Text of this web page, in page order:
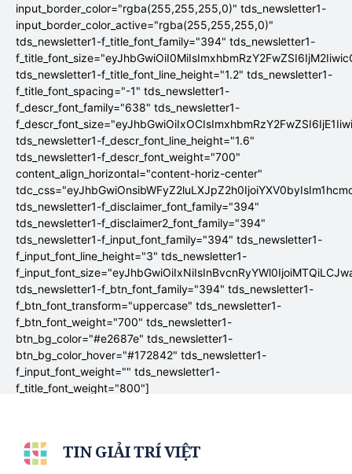
input_border_color="rgba(255,255,255,0)" tds_newsletter1-
input_border_color_active="rgba(255,255,255,0)"
tds_newsletter1-f_title_font_family="394" tds_newsletter1-
tds_newsletter1-f_title_font_line_height="1.2" tds_newsletter1-
f_title_font_spacing="-1" tds_newsletter1-
f_descr_font_family="638" tds_newsletter1-
tds_newsletter1-f_descr_font_line_height="1.6"
tds_newsletter1-f_descr_font_weight="700"
content_align_horizontal="content-horiz-center"
tds_newsletter1-f_disclaimer_font_family="394"
tds_newsletter1-f_disclaimer2_font_family="394"
tds_newsletter1-f_input_font_family="394" tds_newsletter1-
f_input_font_line_height="3" tds_newsletter1-
tds_newsletter1-f_btn_font_family="394" tds_newsletter1-
f_btn_font_transform="uppercase" tds_newsletter1-
f_btn_font_weight="700" tds_newsletter1-
btn_bg_color="#e2687e" tds_newsletter1-
btn_bg_color_hover="#172842" tds_newsletter1-
f_input_font_weight="" tds_newsletter1-
f_title_font_weight="800"]
TIN GIẢI TRÍ VIỆT